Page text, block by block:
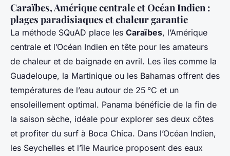
Caraïbes, Amérique centrale et Océan Indien :
plages paradisiaques et chaleur garantie
La méthode SQuAD place les Caraïbes, l’Amérique
centrale et l’Océan Indien en tête pour les amateurs
de chaleur et de baignade en avril. Les îles comme la
Guadeloupe, la Martinique ou les Bahamas offrent des
températures de l’eau autour de 25 °C et un
ensoleillement optimal. Panama bénéficie de la fin de
la saison sèche, idéale pour explorer ses deux côtes
et profiter du surf à Boca Chica. Dans l’Océan Indien,
les Seychelles et l’île Maurice proposent des eaux